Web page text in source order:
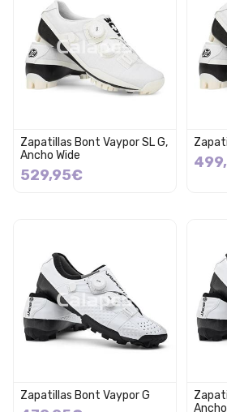
Zapatillas Bont Vaypor SL G,
Ancho Wide
529,95€
Zapatillas Bont Vaypor G